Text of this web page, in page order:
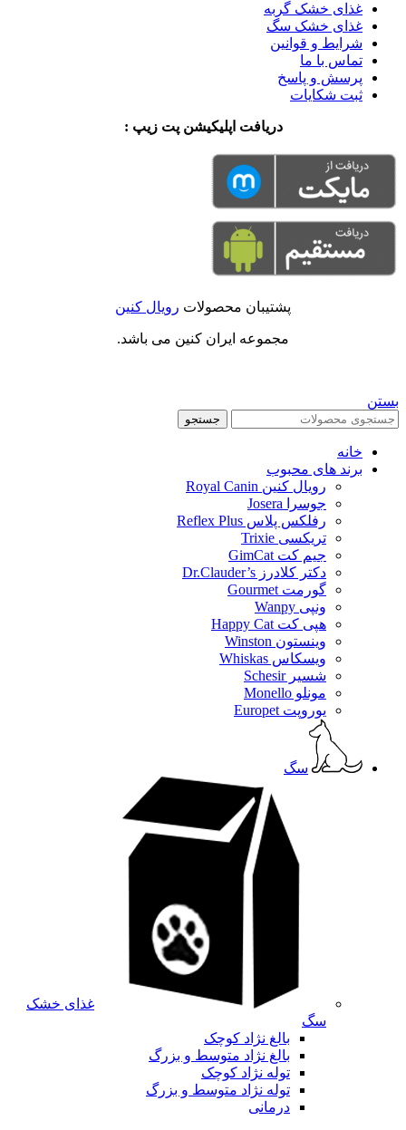
غذای خشک گربه
غذای خشک سگ
شرایط و قوانین
تماس با ما
پرسش و پاسخ
ثبت شکایات
دریافت اپلیکیشن پت زیپ :
پشتیبان محصولات رویال کنین
مجموعه ایران کنین می باشد.
بستن
جستجو
خانه
برند های محبوب
رویال کنین Royal Canin
جوسرا Josera
رفلکس پلاس Reflex Plus
تریکسی Trixie
جیم کت GimCat
دکتر کلادرز Dr.Clauder’s
گورمت Gourmet
ونپی Wanpy
هپی کت Happy Cat
وینستون Winston
ویسکاس Whiskas
شسیر Schesir
مونلو Monello
یوروپت Europet
سگ
غذای خشک
سگ
بالغ نژاد کوچک
بالغ نژاد متوسط و بزرگ
توله نژاد کوچک
توله نژاد متوسط و بزرگ
درمانی